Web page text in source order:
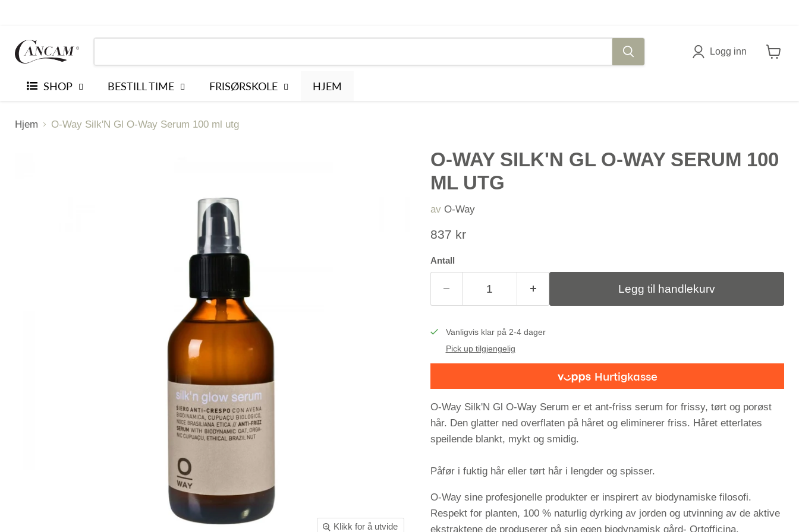
Logg inn
SHOP BESTILL TIME FRISØRSKOLE HJEM
Hjem O-Way Silk'N Gl O-Way Serum 100 ml utg
Klikk for å utvide
O-WAY SILK'N GL O-WAY SERUM 100
ML UTG
av O-Way
Pris nå
837 kr
Antall
Legg til handlekurv
Vanligvis klar på 2-4 dager
Pick up tilgjengelig
O-Way Silk'N Gl O-Way Serum er et ant-friss serum for frissy, tørt og porøst
hår. Den glatter ned overflaten på håret og eliminerer friss. Håret etterlates
speilende blankt, mykt og smidig.
Påfør i fuktig hår eller tørt hår i lengder og spisser.
O-Way sine profesjonelle produkter er inspirert av biodynamiske filosofi.
Respekt for planten, 100 % naturlig dyrking av jorden og utvinning av de aktive
ekstraktene de produserer på sin egen biodynamisk gård- Ortofficina.